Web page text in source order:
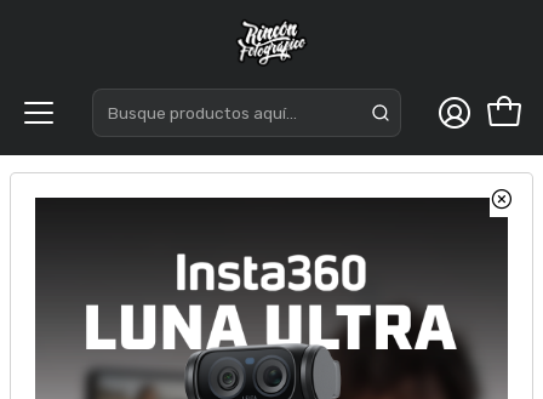
Inicio Tripodes
Tripodes Fotograficos
Triopo GA258+D-2A Trípode Cenital Columna Central 90°